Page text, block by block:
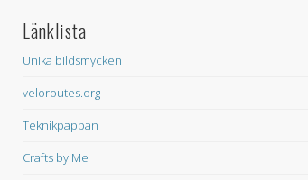
Länklista
Unika bildsmycken
veloroutes.org
Teknikpappan
Crafts by Me